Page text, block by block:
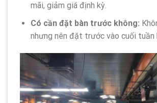
mãi, giảm giá định kỳ.
Có cần đặt bàn trước không:
nhưng nên đặt trước vào cuối tuần